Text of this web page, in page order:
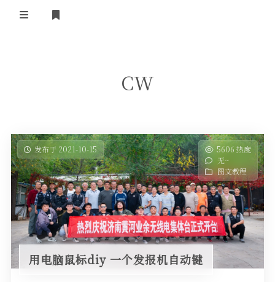
关于黄河
黄河使命
黄河新闻
政策法规
活动竞赛
行业新闻
无线电资料
BA4II
图文教程
视频资料
HAM技巧
器材专区
车载类别
摩托车
编号申请
黄河直播
编号查询
CW
发布于 2021-10-15
5606 热度
无~
图文教程
用电脑鼠标diy 一个发报机自动键